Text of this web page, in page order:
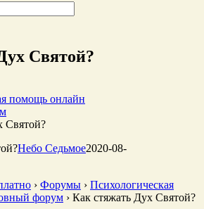
Святой?
помощь онлайн
Святой?
Небо Седьмое2020-08-
› Форумы › Психологическая
форум › Как стяжать Дух Святой?